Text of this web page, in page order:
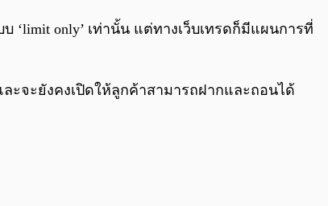
‘limit only’ เท่านั้น แต่ทางเว็บเทรดก็มีแผนการที่
ะจะยังคงเปิดให้ลูกค้าสามารถฝากและถอนได้